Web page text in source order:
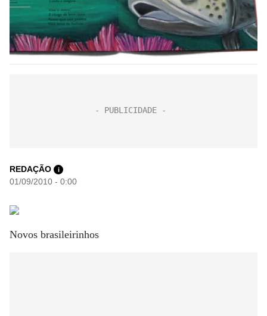
REDAÇÃO i
01/09/2010 - 0:00
Novos brasileirinhos